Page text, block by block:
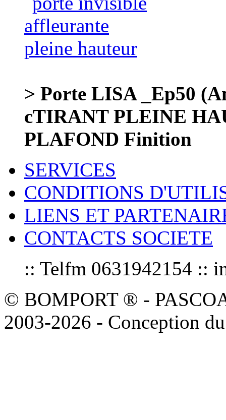
> Porte LISA _Ep50
cTIRANT PLEINE
PLAFOND Finition
SERVICES
CONDITIONS
LIENS ET
CONTACTS SOCIETE
:: Telfm 0631942154 ::
© BOMPORT ® -
2003-2026 - Conception